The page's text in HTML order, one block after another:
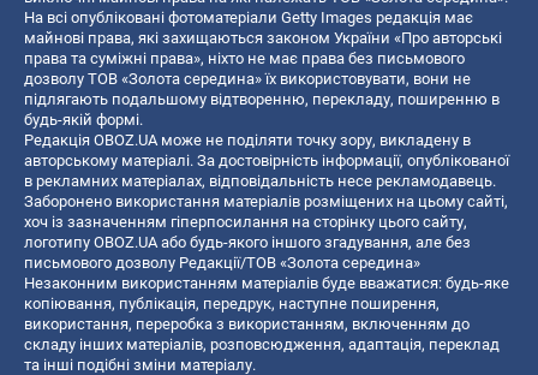
На всі опубліковані фотоматеріали Getty Images редакція має
майнові права, які захищаються законом України «Про авторські
права та суміжні права», ніхто не має права без письмового
дозволу ТОВ «Золота середина» їх використовувати, вони не
підлягають подальшому відтворенню, перекладу, поширенню в
будь-якій формі.
Редакція OBOZ.UA може не поділяти точку зору, викладену в
авторському матеріалі. За достовірність інформації, опублікованої
в рекламних матеріалах, відповідальність несе рекламодавець.
Заборонено використання матеріалів розміщених на цьому сайті,
хоч із зазначенням гіперпосилання на сторінку цього сайту,
логотипу OBOZ.UA або будь-якого іншого згадування, але без
письмового дозволу Редакції/ТОВ «Золота середина»
Незаконним використанням матеріалів буде вважатися: будь-яке
копiювання, публiкацiя, передрук, наступне поширення,
використання, переробка з використанням, включенням до
складу інших матеріалів, розповсюдження, адаптація, переклад
та інші подібні зміни матеріалу.